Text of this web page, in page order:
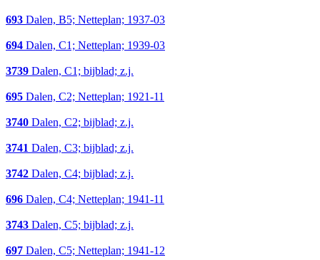
693 Dalen, B5; Netteplan; 1937-03
694 Dalen, C1; Netteplan; 1939-03
3739 Dalen, C1; bijblad; z.j.
695 Dalen, C2; Netteplan; 1921-11
3740 Dalen, C2; bijblad; z.j.
3741 Dalen, C3; bijblad; z.j.
3742 Dalen, C4; bijblad; z.j.
696 Dalen, C4; Netteplan; 1941-11
3743 Dalen, C5; bijblad; z.j.
697 Dalen, C5; Netteplan; 1941-12